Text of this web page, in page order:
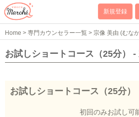
新規登録
Home > 専門カウンセラー一覧 > 宗像 美由 (むな
ース（25分）
お試しショートコース（25分） -
お試しショートコース（25分）
初回のみお試し可